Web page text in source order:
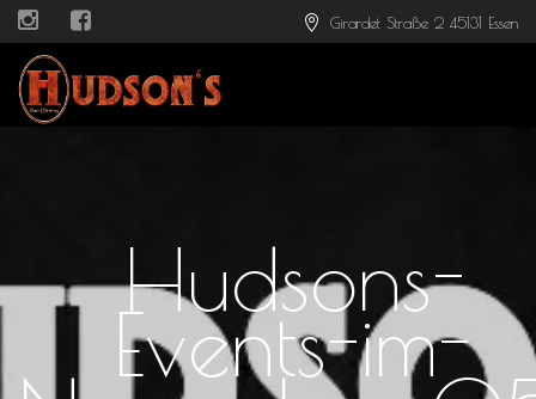
Girardet Straße 2 45131 Essen
Hudsons-
Events-im-